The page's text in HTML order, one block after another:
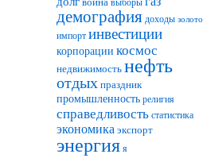
демография доходы золото
импорт инвестиции
корпорации космос
недвижимостьнефть
отдыхпраздник
промышленность религия
справедливостьстатистика
экономикаэкспорт
энергия я